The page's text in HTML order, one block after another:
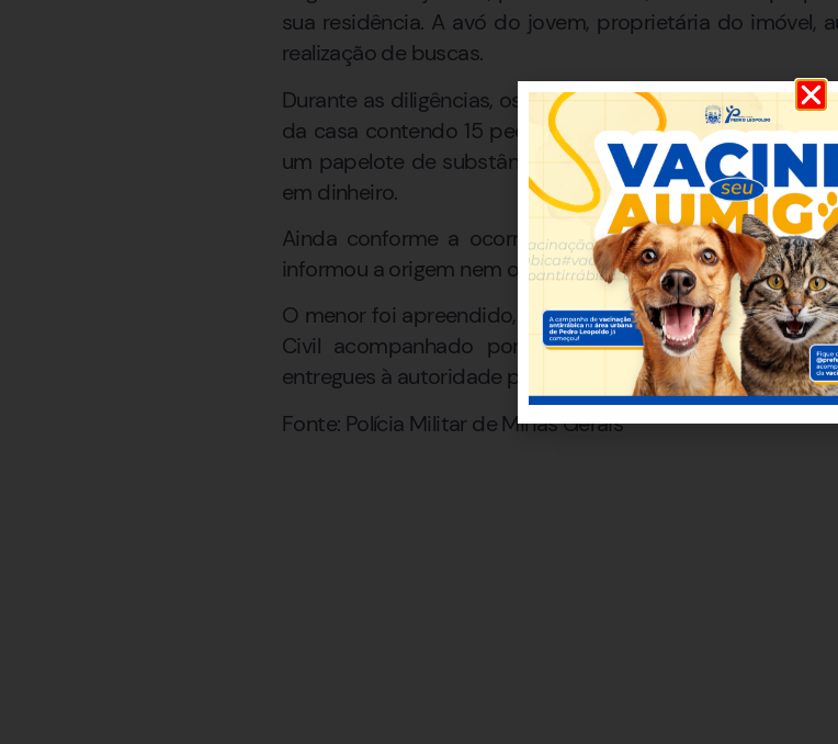
sua residência. A avó do jovem, proprietária do imóvel,
realização de buscas.
Durante as diligências, os militares localizaram um
da casa contendo 15 pedras de substância semelhante
um papelote de substância análoga à cocaína, materiais
em dinheiro.
Ainda conforme a ocorrência, o adolescente assumiu
informou a origem nem o destino da droga.
O menor foi apreendido, teve seus direitos garantidos e
Civil acompanhado por seu representante legal. Os
entregues à autoridade policial para as providências
Fonte: Polícia Militar de Minas Gerais